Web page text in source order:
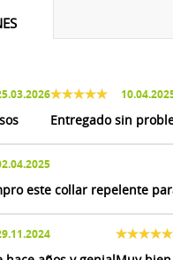
Entregado sin
este collar repelente